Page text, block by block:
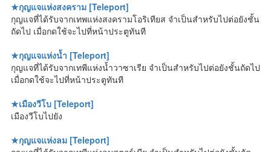
★กุญแจแห่งสงคราม [Teleport]
กุญแจที่ได้รับจากเทพแห่งสงครามโอริเทียส จำเป็นสำหรับไปต่อยังชั้น
ถัดไป เมื่อกดใช้จะไปที่หน้าประตูทันที
★กุญแจแห่งน้ำ [Teleport]
กุญแจที่ได้รับจากเทพีแห่งน้ำวาซาเรีย จำเป็นสำหรับไปต่อยังชั้นถัดไป
เมื่อกดใช้จะไปที่หน้าประตูทันที
★เมืองวีโบ [Teleport]
เมืองวีโบไปยัง
★กุญแจแห่งลม [Teleport]